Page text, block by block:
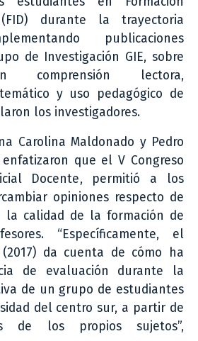
durante la trayectoria
publicaciones
de Investigación GIE, sobre
comprensión lectora,
y uso pedagógico de
los investigadores.
Carolina Maldonado y Pedro
que el V Congreso
Docente, permitió a los
opiniones respecto de
la calidad de la formación de
“Específicamente, el
(2017) da cuenta de cómo ha
de evaluación durante la
de un grupo de estudiantes
del centro sur, a partir de
de los propios sujetos”,